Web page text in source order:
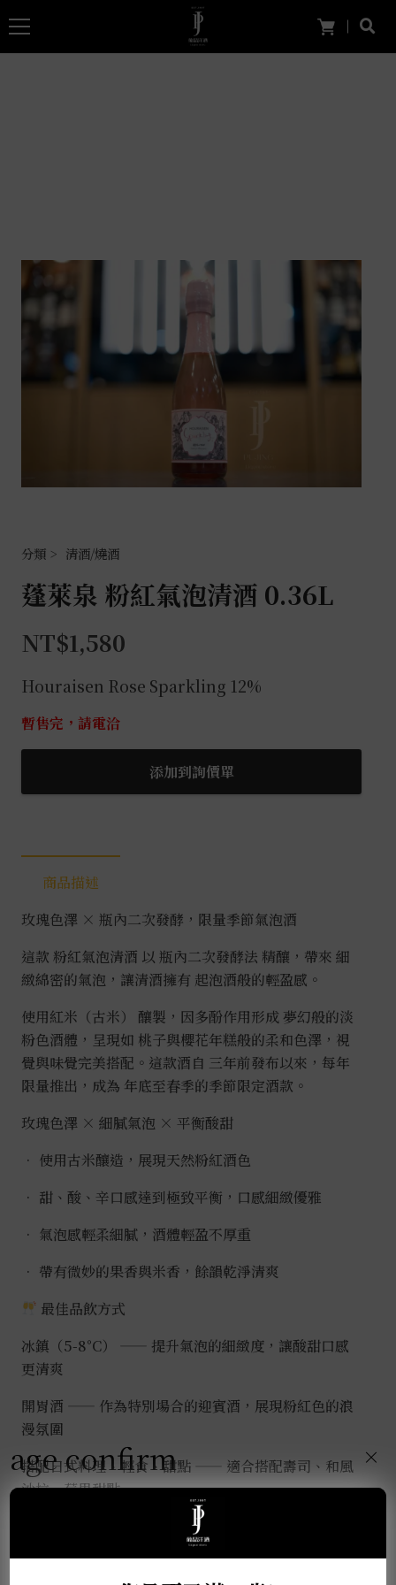
清酒/燒酒
蓬萊泉 粉紅氣泡清酒 0.36L
NT$1,580
Houraisen Rose Sparkling 12%
暫售完，請電洽
添加到詢價單
商品描述
玫瑰色澤 × 瓶內二次發酵，限量季節氣泡酒
這款 粉紅氣泡清酒 以 瓶內二次發酵法 精釀，帶來 細
緻綿密的氣泡 ，讓清酒擁有 起泡酒般的輕盈感 。
使用紅米（古米）
釀製，因多酚作用形成 夢幻般的淡
粉色酒體 ，呈現如 桃子與櫻花年糕般的柔和色澤 ，視
覺與味覺完美搭配。這款酒自 三年前發布以來 ，每年
限量推出，成為 年底至春季的季節限定酒款 。
玫瑰色澤 × 細膩氣泡 × 平衡酸甜
• 使用古米釀造，展現天然粉紅酒色
• 甜、酸、辛口感達到極致平衡，口感細緻優雅
• 氣泡感輕柔細膩，酒體輕盈不厚重
• 帶有微妙的果香與米香，餘韻乾淨清爽
最佳品飲方式
冰鎮（5-8°C）
—— 提升氣泡的細緻度，讓酸甜口感
更清爽
開胃酒 —— 作為特別場合的迎賓酒，展現粉紅色的浪
漫氛圍
搭配日式料理、輕食、甜點 —— 適合搭配壽司、和風
沙拉、莓果甜點
喜愛氣泡酒、追求視覺與味覺享受的飲
，是一款能點綴特別時刻的限量逸品！
age confirm ×